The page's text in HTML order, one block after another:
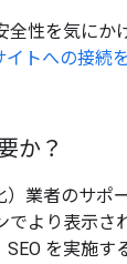
全性を気にか
イトへの接続
か？
）業者のサポ
でより表示さ
を実施す